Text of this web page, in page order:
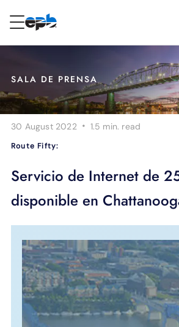
Internet
Energía
Televisión
Teléfono
BLOG
APOYO
IDIOMA
principal
SALA DE PRENSA
30 August 2022 · 1.5 min. read
Route Fifty:
Servicio de Internet de
disponible en